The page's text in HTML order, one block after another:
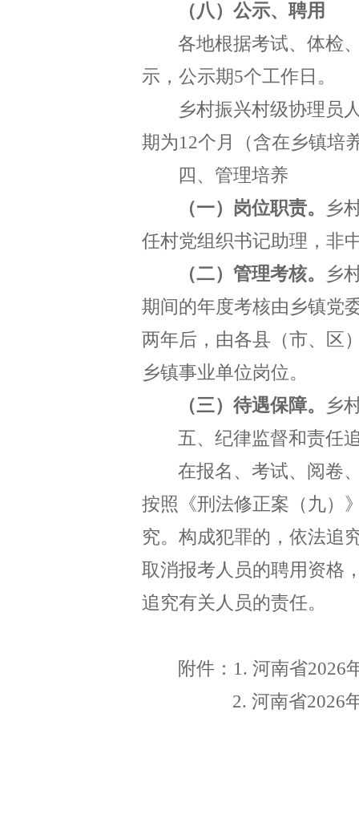
（八）公示、聘用
各地根据考试、体检
示 ， 公示期5个工作日。
乡村振兴村级协理员
期为12个月（含在乡镇培
四、管理培养
（一）岗位职责。
乡
任村党组织书记助理，非
（二）管理考核。
乡
期间的年度考核由乡镇党
两年后，由各县（市、区
乡镇事业单位岗位。
（三）待遇保障。
乡
五、纪律监督和责任
在报名、考试、阅卷
按照《刑法修正案（九）
究。构成犯罪的，依法追
取消报考人员的聘用资格
追究有关人员的责任。
附件： 1. 河南省2026
2. 河南省2026